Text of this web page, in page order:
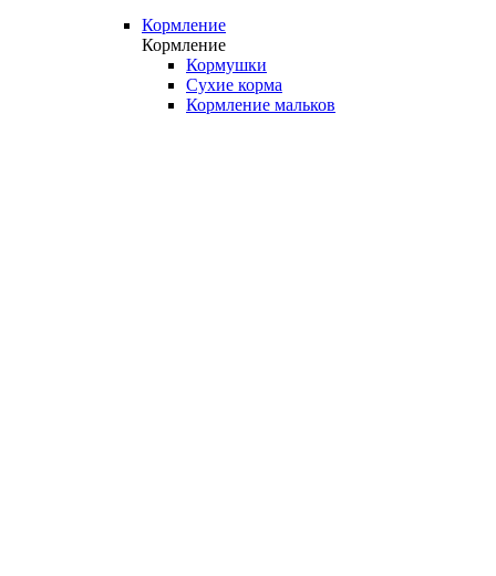
Кормление
Кормление
Кормушки
Сухие корма
Кормление мальков